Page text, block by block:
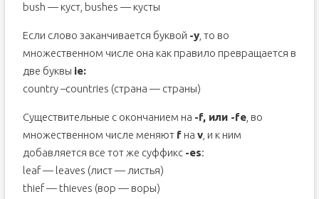
bush — куст, bushes — кусты
Если слово заканчивается буквой -y, то во
множественном числе она как правило превращается в
две буквы ie:
country –countries (страна — страны)
Существительные с окончанием на -f, или -fe, во
множественном числе меняют fна v, и к ним
добавляется все тот же суффикс -es:
leaf — leaves (лист — листья)
thief — thieves (вор — воры)